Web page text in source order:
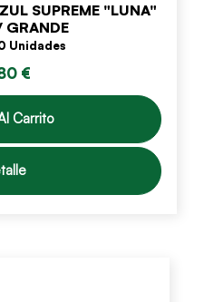
SUPREME "LUNA"
GRANDE
Unidades
€
Carrito